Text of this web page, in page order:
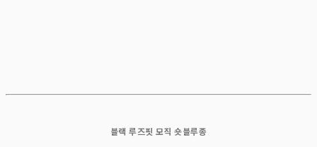
블랙 루즈핏 모직 숏블루종